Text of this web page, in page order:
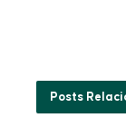
Posts